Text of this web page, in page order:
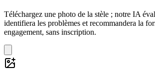
Téléchargez une photo de la stèle ; notre IA
identifiera les problèmes et recommandera la
engagement, sans inscription.